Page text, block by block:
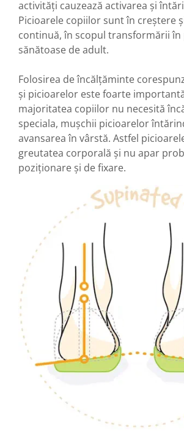
activități cauzează activarea și
Picioarele copiilor sunt în creștere
continuă, în scopul transformării în
sănătoase de adult.
Folosirea de încălțăminte
și picioarelor este foarte
majoritatea copiilor nu necesită
speciala, mușchii picioarelor
avansarea în vârstă. Astfel
greutatea corporală și nu apar
poziționare și de fixare.